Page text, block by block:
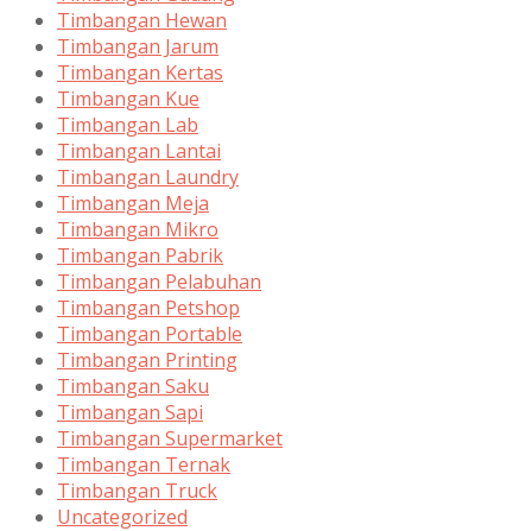
Timbangan Hewan
Timbangan Jarum
Timbangan Kertas
Timbangan Kue
Timbangan Lab
Timbangan Lantai
Timbangan Laundry
Timbangan Meja
Timbangan Mikro
Timbangan Pabrik
Timbangan Pelabuhan
Timbangan Petshop
Timbangan Portable
Timbangan Printing
Timbangan Saku
Timbangan Sapi
Timbangan Supermarket
Timbangan Ternak
Timbangan Truck
Uncategorized